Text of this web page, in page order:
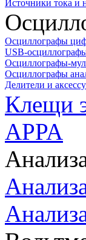
Источники тока и
Осциллографы
USB-
Осциллографы-
Осциллографы
Делители и
Клещи
APPA